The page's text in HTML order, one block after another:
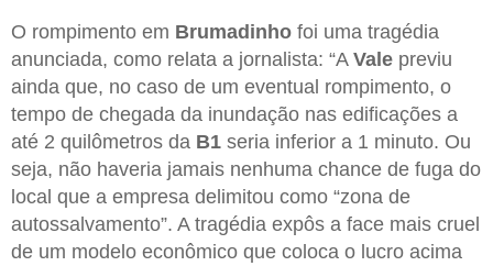
O rompimento em Brumadinho foi uma tragédia
anunciada, como relata a jornalista: “A Vale previu
ainda que, no caso de um eventual rompimento, o
tempo de chegada da inundação nas edificações a
até 2 quilômetros da B1 seria inferior a 1 minuto. Ou
seja, não haveria jamais nenhuma chance de fuga do
local que a empresa delimitou como “zona de
autossalvamento”. A tragédia expôs a face mais cruel
de um modelo econômico que coloca o lucro acima